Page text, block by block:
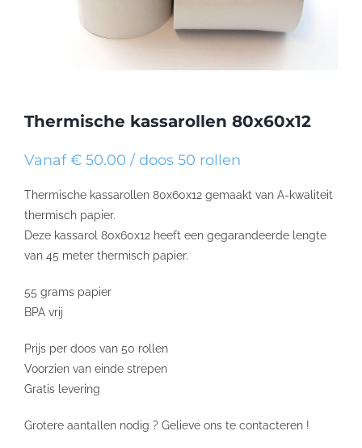
Thermische kassarollen 80x60x12
Vanaf € 50.00 / doos 50 rollen
Thermische kassarollen 80x60x12 gemaakt van A-kwaliteit
thermisch papier.
Deze kassarol 80x60x12 heeft een gegarandeerde lengte
van 45 meter thermisch papier.
55 grams papier
BPA vrij
Prijs per doos van 50 rollen
Voorzien van einde strepen
Gratis levering
Grotere aantallen nodig ? Gelieve ons te contacteren !